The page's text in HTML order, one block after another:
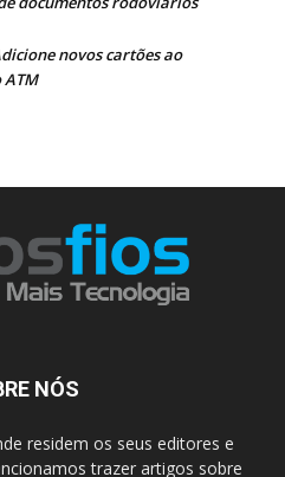
novos cartões ao
NÓS
residem os seus editores e
trazer artigos sobre